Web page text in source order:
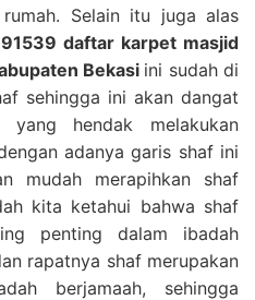
Selain itu juga alas
daftar karpet masjid
Bekasi ini sudah di
sehingga ini akan dangat
yang hendak melakukan
adanya garis shaf ini
mudah merapihkan shaf
kita ketahui bahwa shaf
penting dalam ibadah
rapatnya shaf merupakan
berjamaah, sehingga